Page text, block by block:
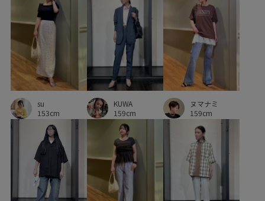
デニムパンツ ニュアンスがある パンツ
ビスチェ フォーマル フォーマルシーン
フレアデニム ブラウス プルオーバー ベルト
ベーシック ポリエステル ポーチ マニッシュ
マーメイドスカート メッシュ リネン レイヤード風
ワイドパンツ ワンショルダー
入園式 内ポケット 冷んやり 切り替え
卒園式入学式 卒業式入学式 学校行事
su
153cm
KUWA
159cm
ヌマナミ
159cm